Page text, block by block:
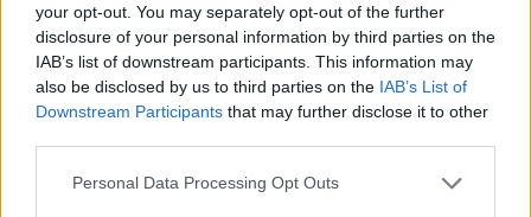
your opt-out. You may separately opt-out of the further
disclosure of your personal information by third parties on the
IAB’s list of downstream participants. This information may
also be disclosed by us to third parties on the IAB’s List of
Downstream Participants that may further disclose it to other
Personal Data Processing Opt Outs
Αυτοί οι άνθρωποι είναι η απάντηση, αλλά και το
φωτεινό παράδειγμα, σε όλους αυτούς που
εγκαταλείπουν το σκύλο τους στην πρώτη δυσκολία και
χωρίς πολλή σκέψη.